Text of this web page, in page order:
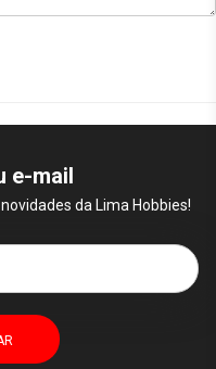
e-mail
da Lima Hobbies!